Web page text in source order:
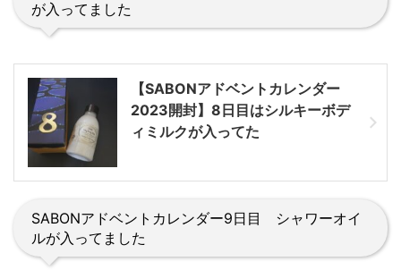
が入ってました
【SABONアドベントカレンダー
2023開封】8日目はシルキーボデ
ィミルクが入ってた
SABONアドベントカレンダー9日目 シャワーオイ
ルが入ってました